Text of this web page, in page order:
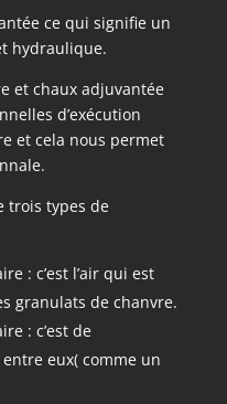
ce qui signifie un
hydraulique.
et chaux adjuvantée
d’exécution
et cela nous permet
trois types de
: c’est l’air qui est
granulats de chanvre.
: c’est de
eux( comme un